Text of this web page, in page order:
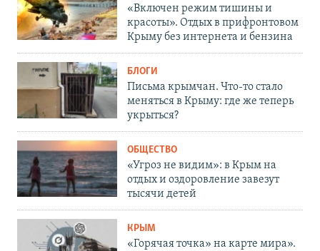
«Включен режим тишины и
красоты». Отдых в прифронтовом
Крыму без интернета и бензина
БЛОГИ
Письма крымчан. Что-то стало
меняться в Крыму: где же теперь
укрыться?
ОБЩЕСТВО
«Угроз не видим»: в Крым на
отдых и оздоровление завезут
тысячи детей
КРЫМ
«Горячая точка» на карте мира».